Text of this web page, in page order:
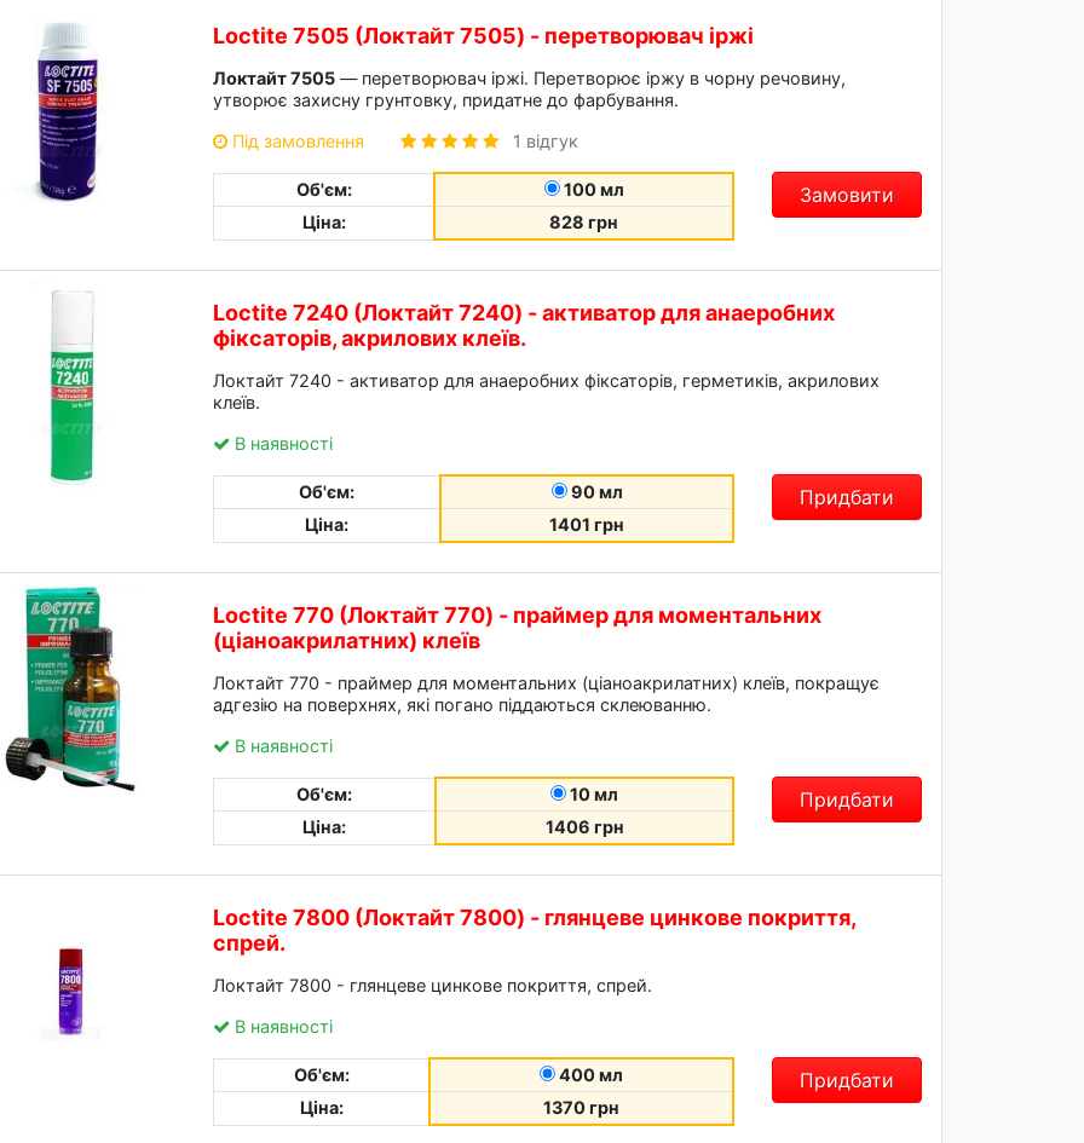
Loctite 7505 (Локтайт 7505) - перетворювач іржі
Локтайт 7505 — перетворювач іржі. Перетворює іржу в чорну речовину,
утворює захисну грунтовку, придатне до фарбування.
Під замовлення
1 відгук
Об'єм:
100 мл
Ціна:
828 грн
Замовити
Loctite 7240 (Локтайт 7240) - активатор для анаеробних
фіксаторів, акрилових клеїв.
Локтайт 7240 - активатор для анаеробних фіксаторів, герметиків, акрилових
клеїв.
В наявності
Об'єм:
90 мл
Ціна:
1401 грн
Придбати
Loctite 770 (Локтайт 770) - праймер для моментальних
(ціаноакрилатних) клеїв
Локтайт 770 - праймер для моментальних (ціаноакрилатних) клеїв, покращує
адгезію на поверхнях, які погано піддаються склеюванню.
В наявності
Об'єм:
10 мл
Ціна:
1406 грн
Придбати
Loctite 7800 (Локтайт 7800) - глянцеве цинкове покриття,
спрей.
Локтайт 7800 - глянцеве цинкове покриття, спрей.
В наявності
Об'єм:
400 мл
Ціна:
1370 грн
Придбати